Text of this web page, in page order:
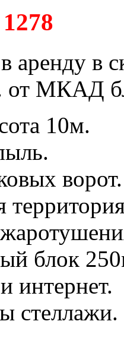
1278
аренду в
от МКАД
10м.
ворот.
блок
интернет.
стеллажи.